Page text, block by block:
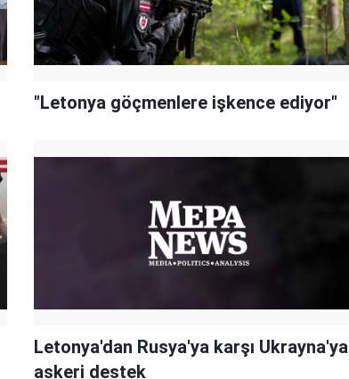
"Letonya göçmenlere işkence ediyor"
Letonya'dan Rusya'ya karşı Ukrayna'ya
askeri destek